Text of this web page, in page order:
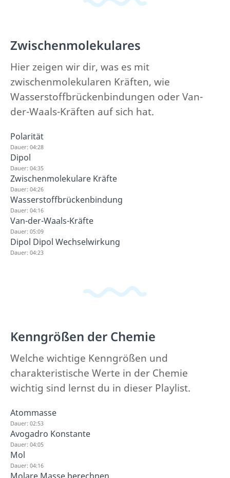
Zwischenmolekulares
Hier zeigen wir dir, was es mit
zwischenmolekularen Kräften, wie
Wasserstoffbrückenbindungen oder Van-
der-Waals-Kräften auf sich hat.
Polarität
Dauer: 04:28
Dipol
Dauer: 04:35
Zwischenmolekulare Kräfte
Dauer: 04:26
Wasserstoffbrückenbindung
Dauer: 04:16
Van-der-Waals-Kräfte
Dauer: 05:09
Dipol Dipol Wechselwirkung
Dauer: 04:23
Kenngrößen der Chemie
Welche wichtige Kenngrößen und
charakteristische Werte in der Chemie
wichtig sind lernst du in dieser Playlist.
Atommasse
Dauer: 02:53
Avogadro Konstante
Dauer: 04:05
Mol
Dauer: 04:16
Molare Masse berechnen